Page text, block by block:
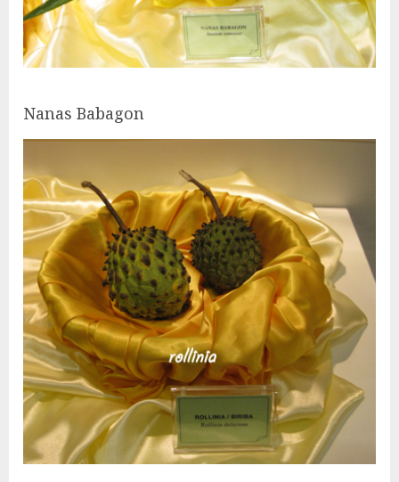
Nanas Babagon